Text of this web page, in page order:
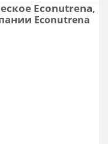
Econutrena,
Econutrena